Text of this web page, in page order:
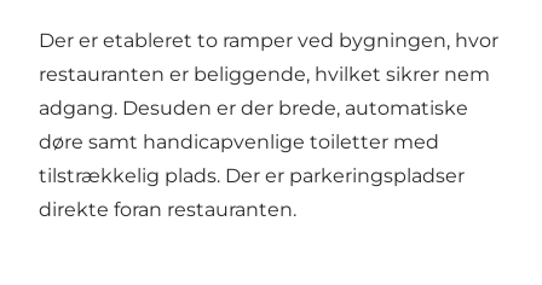
Der er etableret to ramper ved bygningen, hvor
restauranten er beliggende, hvilket sikrer nem
adgang. Desuden er der brede, automatiske
døre samt handicapvenlige toiletter med
tilstrækkelig plads. Der er parkeringspladser
direkte foran restauranten.